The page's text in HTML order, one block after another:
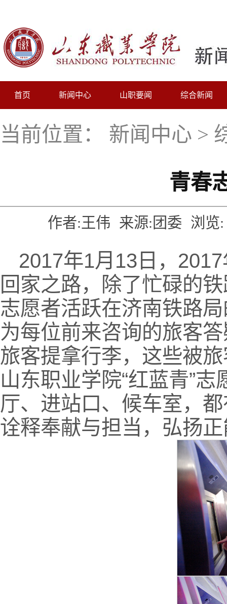
首页 新闻中心 山职要闻 综合新闻
当前位置： 新闻中心 >
青春
作者:王伟 来源:团委 浏览:
2017年1月13日，
回家之路，除了忙碌的
志愿者活跃在济南铁路
为每位前来咨询的旅客
旅客提拿行李，这些被
山东职业学院“红蓝青”
厅、进站口、候车室，
诠释奉献与担当，弘扬